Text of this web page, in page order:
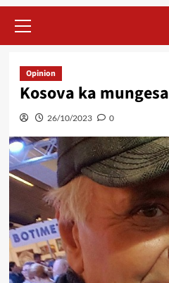
Menu
Opinion
Kosova ka mungesa
26/10/2023 0